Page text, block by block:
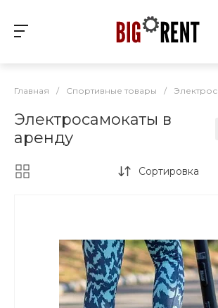
Главная / Спортивные товары /
Электросамокаты в
аренду
Сортировка